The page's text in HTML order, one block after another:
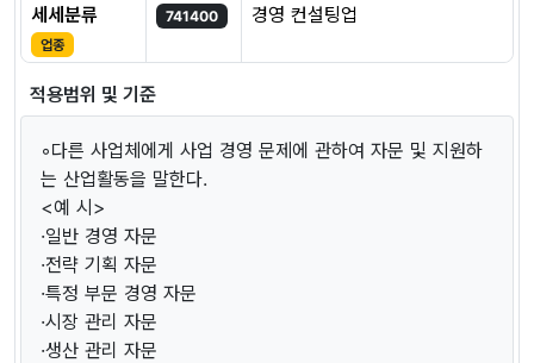
세세분류
업종
741400 경영 컨설팅업
적용범위 및 기준
◦다른 사업체에게 사업 경영 문제에 관하여 자문 및 지원하
는 산업활동을 말한다.
<예 시>
·일반 경영 자문
·전략 기획 자문
·특정 부문 경영 자문
·시장 관리 자문
·생산 관리 자문